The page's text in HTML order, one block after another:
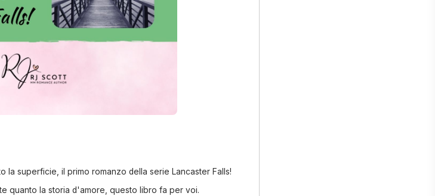
la superficie, il primo romanzo della serie Lancaster Falls!
quanto la storia d'amore, questo libro fa per voi.